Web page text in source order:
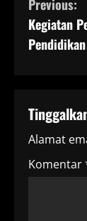
C
o
i
n
u
Previous:
Kegiatan
Alamat
Komentar